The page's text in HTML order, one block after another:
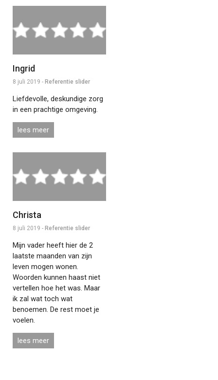
Ingrid
8 juli 2019 - Referentie slider
Liefdevolle, deskundige zorg
in een prachtige omgeving.
lees meer
Christa
8 juli 2019 - Referentie slider
Mijn vader heeft hier de 2
laatste maanden van zijn
leven mogen wonen.
Woorden kunnen haast niet
vertellen hoe het was. Maar
ik zal wat toch wat
benoemen. De rest moet je
voelen.
lees meer